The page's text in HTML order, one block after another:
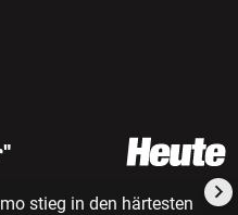
stieg in den härtesten